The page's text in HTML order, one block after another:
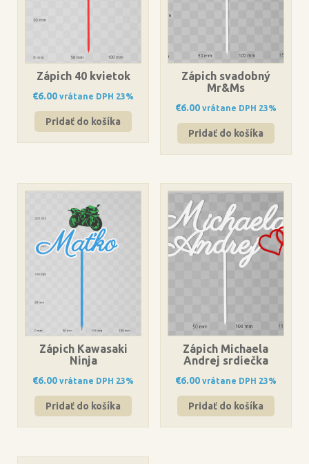
Zápich 40 kvietok
€6.00 vrátane DPH 23%
Pridať do košíka
Zápich svadobný
Mr&Ms
€6.00 vrátane DPH 23%
Pridať do košíka
Zápich Kawasaki
Ninja
€6.00 vrátane DPH 23%
Pridať do košíka
Zápich Michaela
Andrej srdiečka
€6.00 vrátane DPH 23%
Pridať do košíka